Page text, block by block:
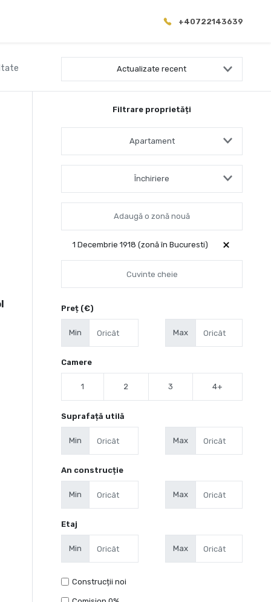
+40722143639
Actualizate recent
Filtrare proprietăți
Apartament
Închiriere
1 Decembrie 1918 (zonă în Bucuresti)
Preț (€)
Min Max
Camere
1 2 3 4+
Suprafață utilă
Min Max
An construcție
Min Max
Etaj
Min Max
Construcții noi